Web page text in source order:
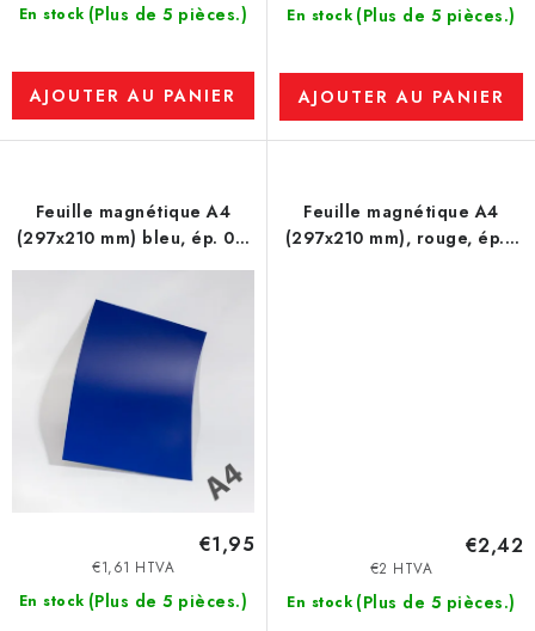
En stock (Plus de 5 pièces.)
AJOUTER AU PANIER
En stock (Plus de 5 pièces.)
AJOUTER AU PANIER
Feuille magnétique A4
(297x210 mm) bleu, ép. 0,7
En stock (Plus de 5 pièces.)
€1,61 HTVA
€1,95
Feuille magnétique A4
(297x210 mm), rouge, ép. 1
En stock (Plus de 5 pièces.)
€2 HTVA
€2,42